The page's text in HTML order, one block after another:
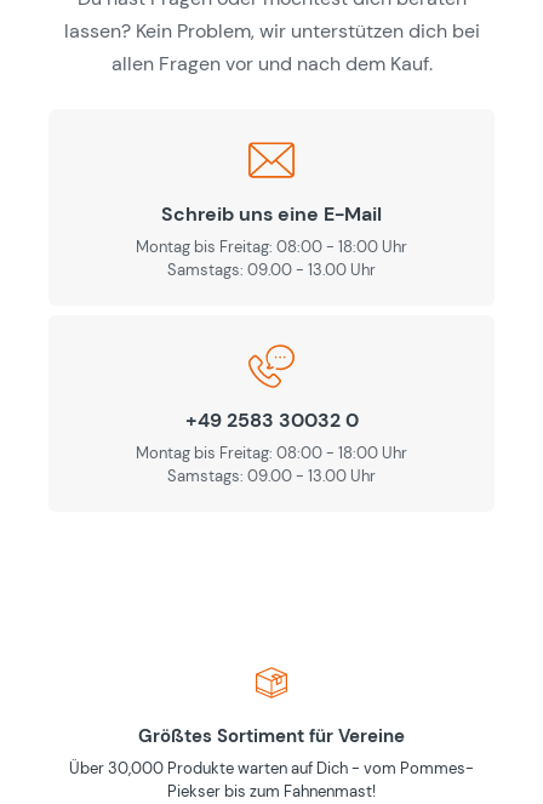
lassen? Kein Problem, wir unterstützen dich bei
allen Fragen vor und nach dem Kauf.
Schreib uns eine E-Mail
Montag bis Freitag: 08:00 - 18:00 Uhr
Samstags: 09.00 - 13.00 Uhr
+49 2583 30032 0
Montag bis Freitag: 08:00 - 18:00 Uhr
Samstags: 09.00 - 13.00 Uhr
Größtes Sortiment für Vereine
Über 30,000 Produkte warten auf Dich - vom Pommes-
Piekser bis zum Fahnenmast!